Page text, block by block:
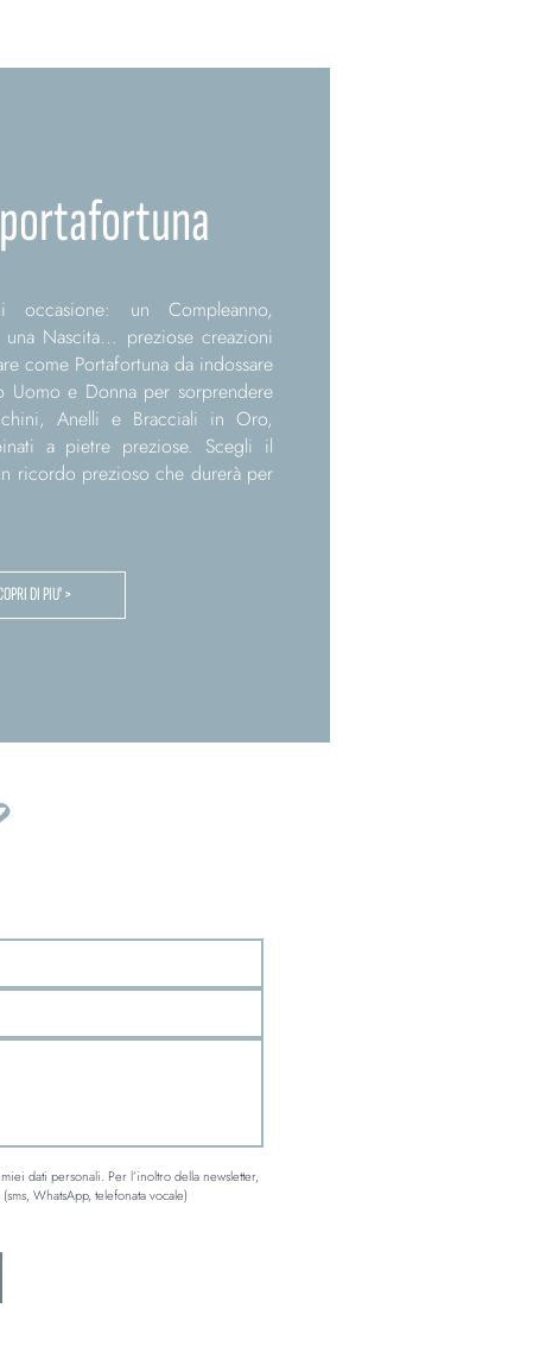
un Compleanno,
una Nascita... preziose creazioni
come Portafortuna da indossare
e Donna per sorprendere
Anelli e Bracciali in Oro,
a pietre preziose. Scegli il
ricordo prezioso che durerà per
DI PIU' >
dati personali. Per l’inoltro della newsletter,
WhatsApp, telefonata vocale)